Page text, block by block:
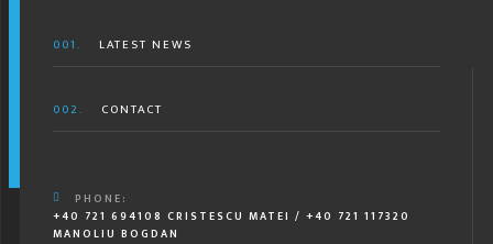
001. LATEST NEWS
002. CONTACT
PHONE:
+40 721 694108 CRISTESCU MATEI / +40 721 117320
MANOLIU BOGDAN